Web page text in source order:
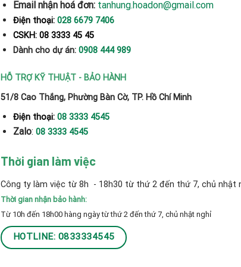
Email nhận hoá đơn: tanhung.hoadon@gmail.com
Điện thoại: 028 6679 7406
CSKH: 08 3333 45 45
Dành cho dự án: 0908 444 989
HỖ TRỢ KỸ THUẬT - BẢO HÀNH
51/8 Cao Thắng, Phường Bàn Cờ, TP. Hồ Chí Minh
Điện thoại: 08 3333 4545
Zalo: 08 3333 4545
Thời gian làm việc
Công ty làm việc từ 8h - 18h30 từ thứ 2 đến thứ 7, chủ nhật
Thời gian nhận bảo hành:
Từ 10h đến 18h00 hàng ngày từ thứ 2 đến thứ 7, chủ nhật nghỉ
HOTLINE: 0833334545